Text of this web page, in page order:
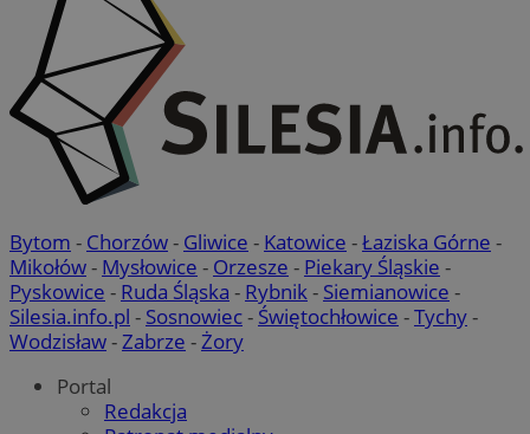
Bytom - Chorzów- Gliwice - Katowice -Łaziska Górne -
Mikołów- Mysłowice - Orzesze - Piekary Śląskie -
Pyskowice - Ruda Śląska - Rybnik- Siemianowice -
Silesia.info.pl - Sosnowiec- Świętochłowice -Tychy-
Wodzisław-Zabrze -Żory
Portal
Redakcja